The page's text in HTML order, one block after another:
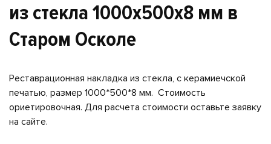
из стекла 1000x500x8 мм в
Старом Осколе
Реставрационная накладка из стекла, с керамиечской
печатью, размер 1000*500*8 мм. Стоимость
ориетировочная. Для расчета стоимости оставьте заявку
на сайте.